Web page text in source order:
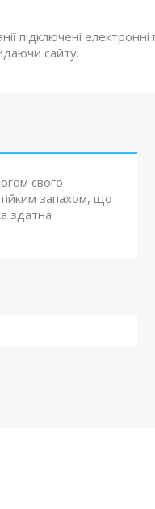
підключені
сайту.
свого
запахом, що
здатна